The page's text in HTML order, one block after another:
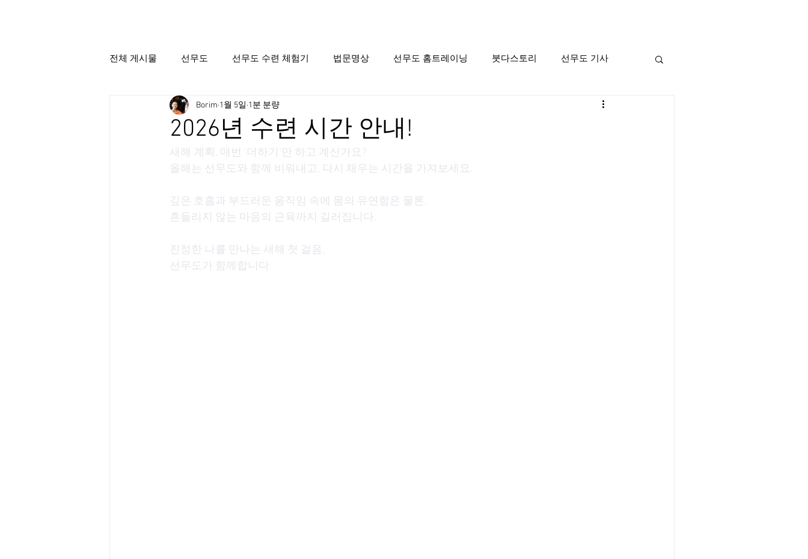
전체 게시물 선무도 선무도 수련 체험기 법문명상 선무도 홈트레이닝 붓다스토리 선무도 기사
선무도총본산골굴사 시명상
2026년 수련 시간 안내!
Borim 1월 5일 1분 분량
새해 계획, 매번 ’더하기‘만 하고 계신가요?
올해는 선무도와 함께 비워내고, 다시 채우는 시간을 가져보세요.
깊은 호흡과 부드러운 움직임 속에 몸의 유연함은 물론,
흔들리지 않는 마음의 근육까지 길러집니다.
진정한 나를 만나는 새해 첫 걸음,
선무도가 함께합니다.